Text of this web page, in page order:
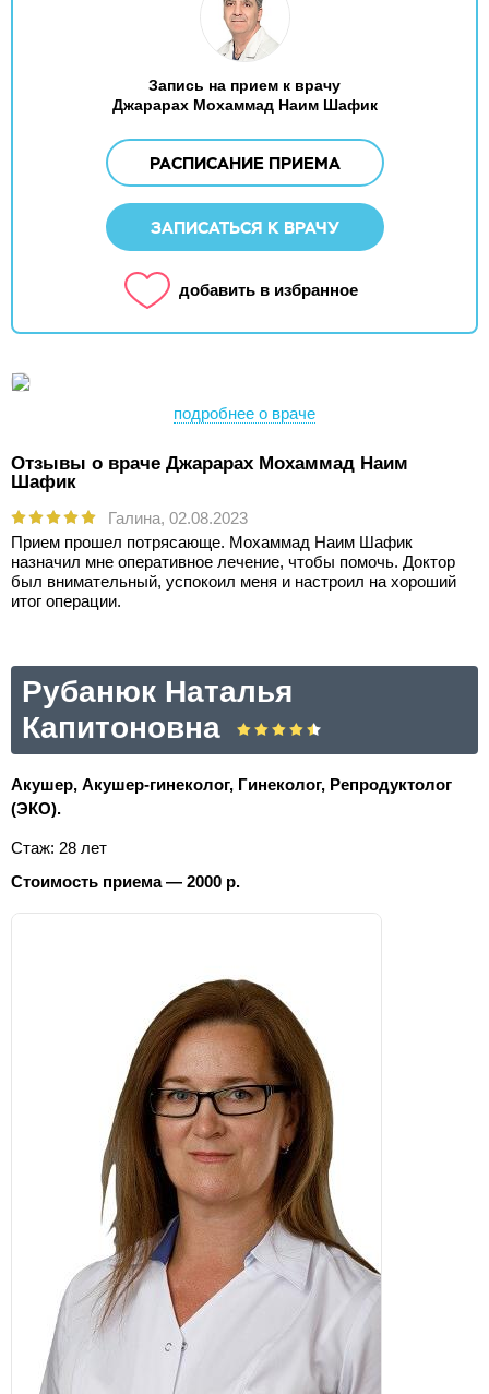
Запись на прием к врачу
Джарарах Мохаммад Наим Шафик
РАСПИСАНИЕ ПРИЕМА
ЗАПИСАТЬСЯ К ВРАЧУ
добавить в избранное
подробнее о враче
Отзывы о враче Джарарах Мохаммад Наим
Шафик
Галина, 02.08.2023
Прием прошел потрясающе. Мохаммад Наим Шафик
назначил мне оперативное лечение, чтобы помочь. Доктор
был внимательный, успокоил меня и настроил на хороший
итог операции.
Рубанюк Наталья
Капитоновна
Акушер, Акушер-гинеколог, Гинеколог, Репродуктолог
(ЭКО).
Стаж: 28 лет
Стоимость приема — 2000 р.